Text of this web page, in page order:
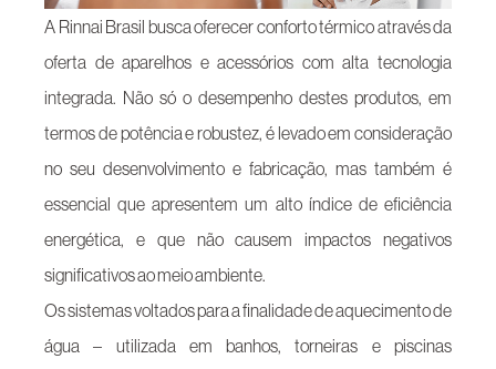
A Rinnai Brasil busca oferecer conforto térmico através da
oferta de aparelhos e acessórios com alta tecnologia
integrada. Não só o desempenho destes produtos, em
termos de potência e robustez, é levado em consideração
no seu desenvolvimento e fabricação, mas também é
essencial que apresentem um alto índice de eficiência
energética, e que não causem impactos negativos
significativos ao meio ambiente.
Os sistemas voltados para a finalidade de aquecimento de
água – utilizada em banhos, torneiras e piscinas